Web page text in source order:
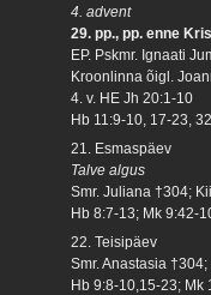
4. advent
29. pp., pp. enne
EP. Pskmr. Ignaati
Kroonlinna õigl.
4. v. HE Jh 20:1-10
Hb 11:9-10, 17-23,
21. Esmaspäev
Talve algus
Smr. Juliana †304;
Hb 8:7-13; Mk 9:42-
22. Teisipäev
Smr. Anastasia
Hb 9:8-10,15-23; Mk